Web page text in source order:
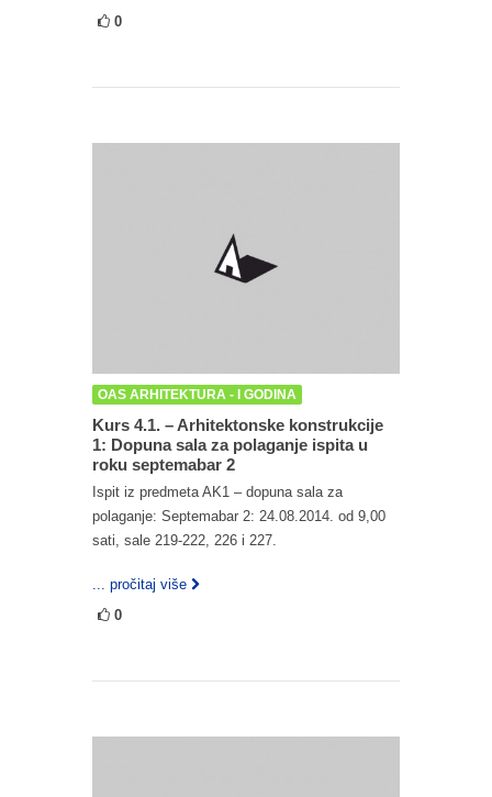
0
OAS ARHITEKTURA - I GODINA
Kurs 4.1. – Arhitektonske konstrukcije
1: Dopuna sala za polaganje ispita u
roku septemabar 2
Ispit iz predmeta AK1 – dopuna sala za
polaganje: Septemabar 2: 24.08.2014. od 9,00
sati, sale 219-222, 226 i 227.
... pročitaj više
0